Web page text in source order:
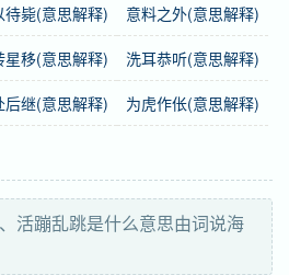
跳
待毙(意思解释) 意料之外(意思解释)
星移(意思解释) 洗耳恭听(意思解释)
后继(意思解释) 为虎作伥(意思解释)
活蹦乱跳是什么意思由词说海